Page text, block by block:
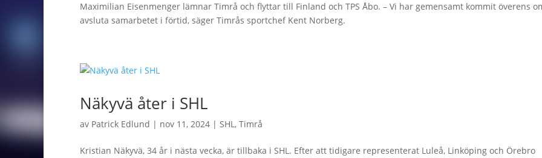
Maximilian Eisenmenger lämnar Timrå och flyttar till Finland och TPS Åbo. – Vi har gemensamt kommit överens
avsluta samarbetet i förtid, säger Timrås sportchef Kent Norberg.
Näkyvä åter i SHL
av Patrick Edlund | nov 11, 2024 | SHL, Timrå
Kristian Näkyvä, 34 år i nästa vecka, är tillbaka i SHL. Efter att tidigare representerat Luleå, Linköping och Örebro